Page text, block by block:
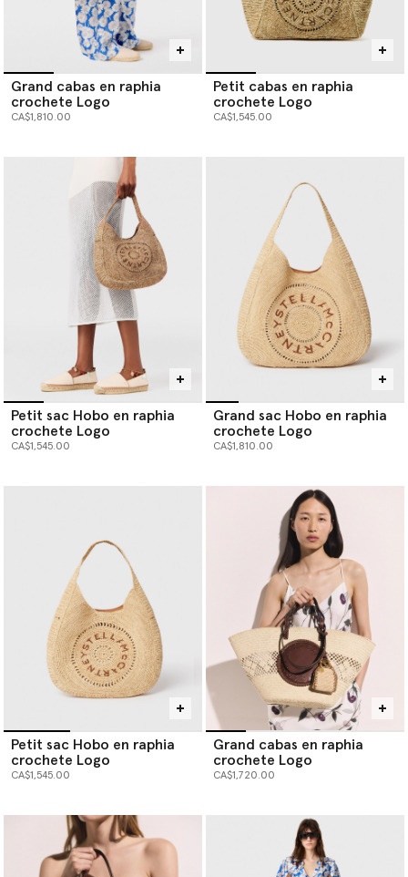
Grand cabas en raphia
crochete Logo
CA$1,810.00
Petit cabas en raphia
crochete Logo
CA$1,545.00
Petit sac Hobo en raphia
crochete Logo
CA$1,545.00
Grand sac Hobo en raphia
crochete Logo
CA$1,810.00
Petit sac Hobo en raphia
crochete Logo
CA$1,545.00
Grand cabas en raphia
crochete Logo
CA$1,720.00